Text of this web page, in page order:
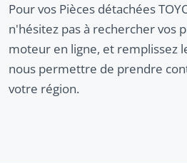
Pour vos Pièces détachées
n'hésitez pas à rechercher vos
moteur en ligne, et remplissez
nous permettre de prendre
votre région.